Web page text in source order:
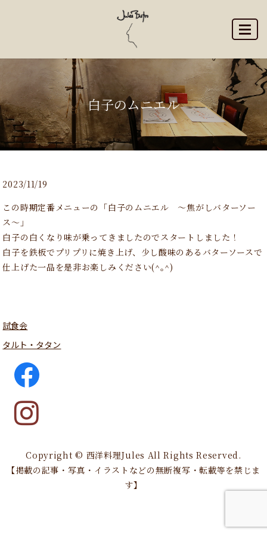
白子のムニエル
2023/11/19
この時期定番メニューの「白子のムニエル 〜焦がしバターソー
ス〜」
白子の白くなり味が乗ってきましたのでスタートしました！
白子を鉄板でプリプリに焼き上げ、少し酸味のあるバターソースで
仕上げた一品を是非お楽しみください(^｡^)
試食会
タルト・タタン
Copyright © 西洋料理Jules All Rights Reserved.
【掲載の記事・写真・イラストなどの無断複写・転載等を禁じま
す】